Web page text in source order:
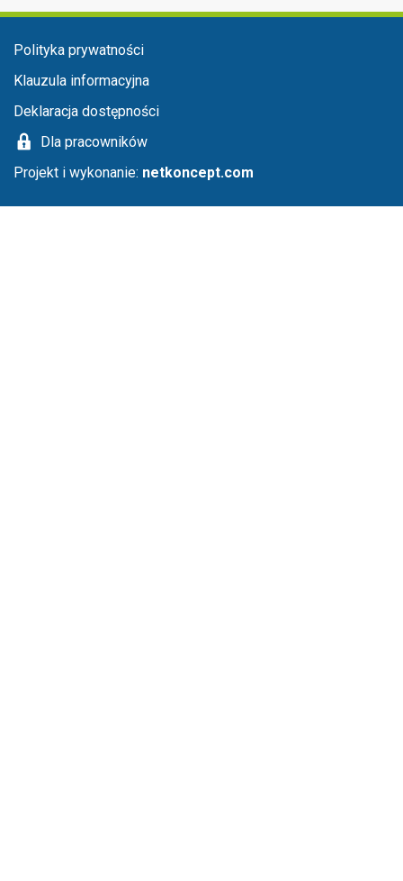
Menu stopka
Polityka prywatności
Klauzula informacyjna
Deklaracja dostępności
Dla pracowników
Projekt i wykonanie: netkoncept.com